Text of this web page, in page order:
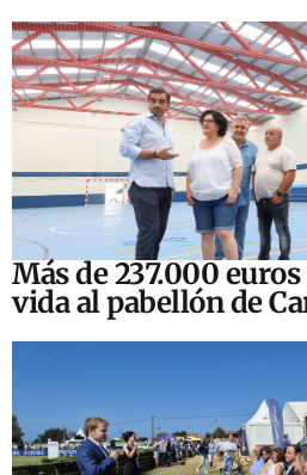
Más de 237.000
vida al pabellón de